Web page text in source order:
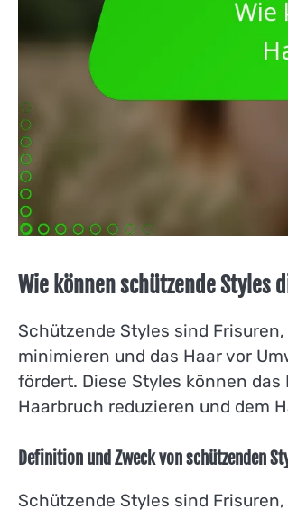
Wie können schützende Styles
Schützende Styles sind
minimieren und das Haar vor
fördert. Diese Styles können
Haarbruch reduzieren und dem
Definition und Zweck von schützenden
Schützende Styles sind